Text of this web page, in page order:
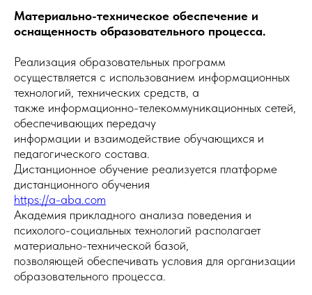
Материально-техническое обеспечение и
оснащенность образовательного процесса.
Реализация образовательных программ
осуществляется с использованием информационных
технологий, технических средств, а
также информационно-телекоммуникационных сетей,
обеспечивающих передачу
информации и взаимодействие обучающихся и
педагогического состава.
Дистанционное обучение реализуется платформе
дистанционного обучения
https://a-aba.com
Академия прикладного анализа поведения и
психолого-социальных технологий располагает
материально-технической базой,
позволяющей обеспечивать условия для организации
образовательного процесса.